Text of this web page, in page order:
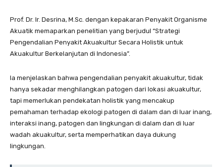
Prof. Dr. Ir. Desrina, M.Sc. dengan kepakaran Penyakit Organisme
Akuatik memaparkan penelitian yang berjudul “Strategi
Pengendalian Penyakit Akuakultur Secara Holistik untuk
Akuakultur Berkelanjutan di Indonesia”.
Ia menjelaskan bahwa pengendalian penyakit akuakultur, tidak
hanya sekadar menghilangkan patogen dari lokasi akuakultur,
tapi memerlukan pendekatan holistik yang mencakup
pemahaman terhadap ekologi patogen di dalam dan di luar inang,
interaksi inang, patogen dan lingkungan di dalam dan di luar
wadah akuakultur, serta memperhatikan daya dukung
lingkungan.